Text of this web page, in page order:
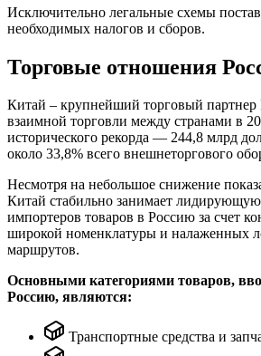
Исключительно легальные схемы
необходимых налогов и сборов.
Торговые отношения
Китай – крупнейший торговый
взаимной торговли между странами в
исторического рекорда — 244,8 млрд
около 33,8% всего внешнеторгового
Несмотря на небольшое снижение
Китай стабильно занимает
импортеров товаров в Россию за счет
широкой номенклатуры и налаженных
маршрутов.
Основными категориями товаров,
Россию, являются:
Транспортные средства и